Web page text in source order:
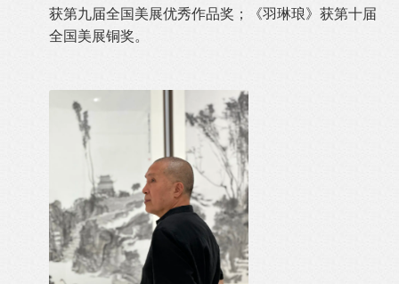
获第九届全国美展优秀作品奖；《羽琳琅》获第十届
全国美展铜奖。